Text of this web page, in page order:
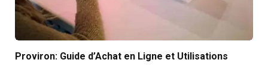
Proviron: Guide d’Achat en Ligne et Utilisations